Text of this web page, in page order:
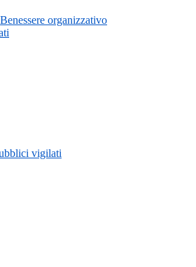
Benessere organizzativo
vigilati